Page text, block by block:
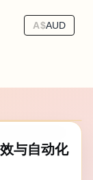
A$AUD
与自动化